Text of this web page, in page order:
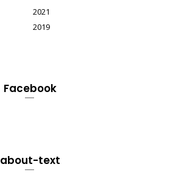
2021
2019
Facebook
about-text